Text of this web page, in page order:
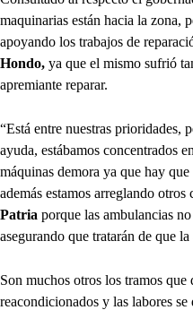
maquinarias están hacia la zona,
apoyando los trabajos de
Hondo, ya que el mismo sufrió
apremiante reparar.
“Está entre nuestras prioridades,
ayuda, estábamos concentrados en
máquinas demora ya que hay
además estamos arreglando
Patria porque las ambulancias
asegurando que tratarán de que
Son muchos otros los tramos que
reacondicionados y las labores